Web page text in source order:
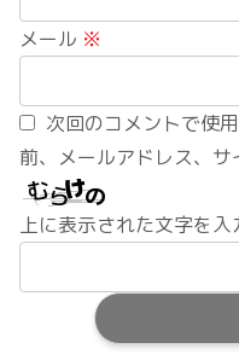
メール ※
次回のコメントで使
前、メールアドレス、サ
上に表示された文字を入